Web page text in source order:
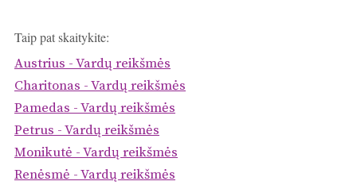
Taip pat skaitykite:
Austrius - Vardų reikšmės
Charitonas - Vardų reikšmės
Pamedas - Vardų reikšmės
Petrus - Vardų reikšmės
Monikutė - Vardų reikšmės
Renėsmė - Vardų reikšmės